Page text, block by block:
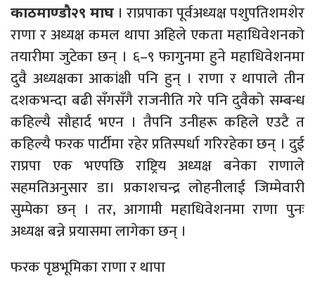
काठमाण्डौ२९ माघ । राप्रपाका पूर्वअध्यक्ष पशुपतिशमशेर
राणा र अध्यक्ष कमल थापा अहिले एकता महाधिवेशनको
तयारीमा जुटेका छन् । ६–९ फागुनमा हुने महाधिवेशनमा
दुवै अध्यक्षका आकांक्षी पनि हुन् । राणा र थापाले तीन
दशकभन्दा बढी सँगसँगै राजनीति गरे पनि दुवैको सम्बन्ध
कहिल्यै सौहार्द भएन । तैपनि उनीहरू कहिले एउटै त
कहिल्यै फरक पार्टीमा रहेर प्रतिस्पर्धा गरिरहेका छन् । दुई
राप्रपा एक भएपछि राष्ट्रिय अध्यक्ष बनेका राणाले
सहमतिअनुसार डा। प्रकाशचन्द्र लोहनीलाई जिम्मेवारी
सुम्पेका छन् । तर, आगामी महाधिवेशनमा राणा पुनः
अध्यक्ष बन्ने प्रयासमा लागेका छन् ।
फरक पृष्ठभूमिका राणा र थापा